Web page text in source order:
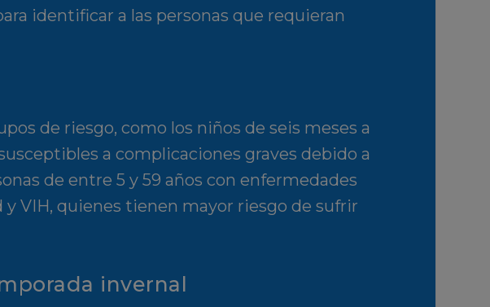
identificar a las personas que requieran
de riesgo, como los niños de seis meses a
a complicaciones graves debido a
de entre 5 y 59 años con enfermedades
y VIH, quienes tienen mayor riesgo de sufrir
invernal